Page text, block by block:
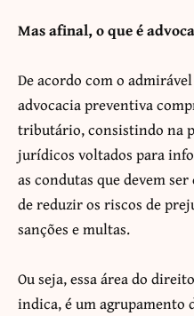
Mas afinal, o que é
De acordo com o
advocacia preventiva
tributário, consistindo na
jurídicos voltados para
as condutas que devem
de reduzir os riscos de
sanções e multas.
Ou seja, essa área do
indica, é um agrupamento